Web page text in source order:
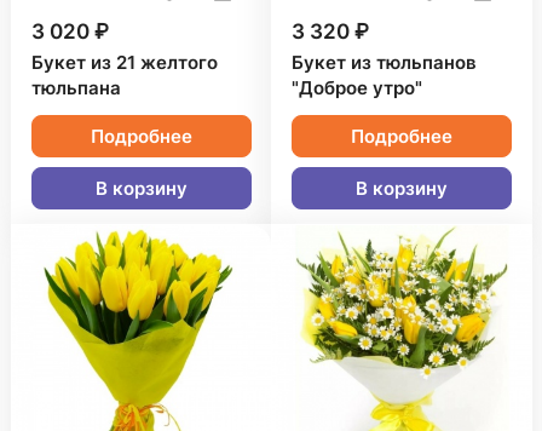
3 020 ₽
Букет из 21 желтого
тюльпана
Подробнее
В корзину
3 320 ₽
Букет из тюльпанов
"Доброе утро"
Подробнее
В корзину